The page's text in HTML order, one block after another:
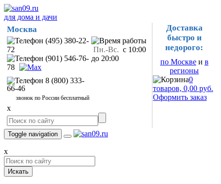
для дома и дачи
Москва
(495) 380-22-
72
(901) 546-76-
78
8 (800) 333-
66-46
звонок по России бесплатный
Пн.-Вс. с 10:00
до 20:00
x
Доставка
быстро и
недорого:
по Москвеи в
регионы
0
товаров, 0,00 руб.
Оформить заказ
Toggle navigation
x
Искать